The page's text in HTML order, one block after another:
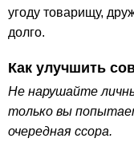
угоду товарищу,
долго.
Как улучшить
Не нарушайте
только вы
очередная ссора.